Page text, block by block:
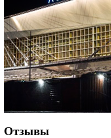
Отзывы